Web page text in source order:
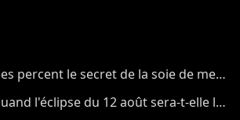
percent le secret de la soie de mer,
la légende de la toison d'or
l'éclipse du 12 août sera-t-elle la